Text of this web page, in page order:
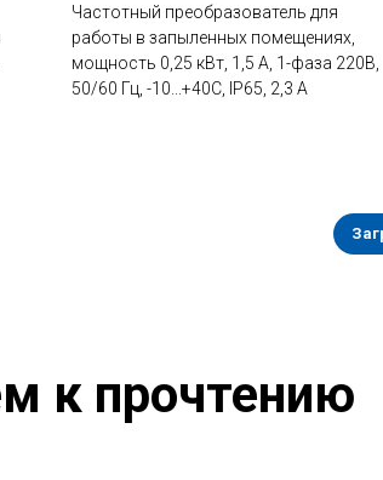
Частотный преобразователь для
работы в запыленных помещениях,
мощность 0,25 кВт, 1,5 А, 1-фаза 220В,
50/60 Гц, -10...+40С, IP65, 2,3 А
к прочтению